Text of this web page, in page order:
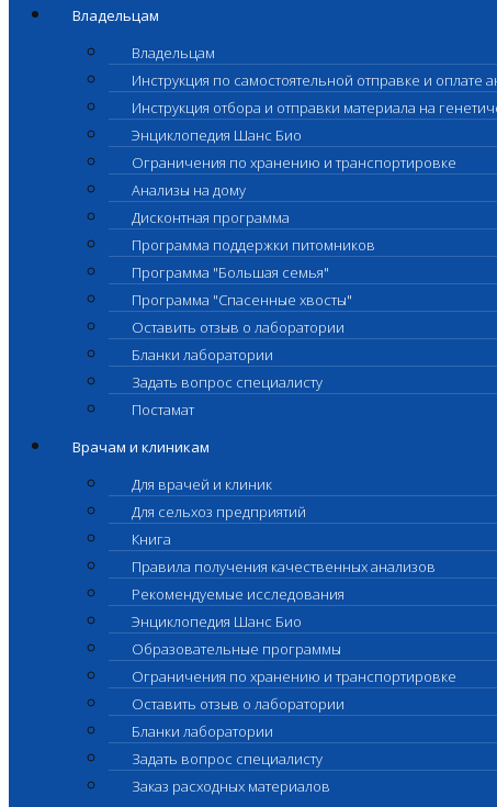
Владельцам
Владельцам
Инструкция по самостоятельной отправке и оплате
Инструкция отбора и отправки материала на
Энциклопедия Шанс Био
Ограничения по хранению и транспортировке
Анализы на дому
Дисконтная программа
Программа поддержки питомников
Программа "Большая семья"
Программа "Спасенные хвосты"
Оставить отзыв о лаборатории
Бланки лаборатории
Задать вопрос специалисту
Постамат
Врачам и клиникам
Для врачей и клиник
Для сельхоз предприятий
Книга
Правила получения качественных анализов
Рекомендуемые исследования
Энциклопедия Шанс Био
Образовательные программы
Ограничения по хранению и транспортировке
Оставить отзыв о лаборатории
Бланки лаборатории
Задать вопрос специалисту
Заказ расходных материалов